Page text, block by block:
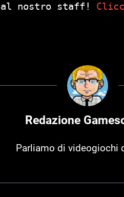
al nostro staff!
Redazione
Parliamo di videogiochi